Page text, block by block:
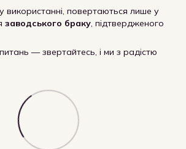
використанні, повертаються лише у
заводського браку, підтвердженого
— звертайтесь, і ми з радістю